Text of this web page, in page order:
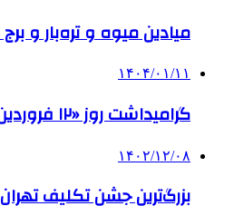
میادین میوه و تره‌بار و
۱۴۰۴/۰۱/۱۱
گرامیداشت روز «۱۲ فروردین» در برج میلاد
۱۴۰۲/۱۲/۰۸
بزرگ‌ترین جشن تکلیف تهران ویژه ۴۰۰۰